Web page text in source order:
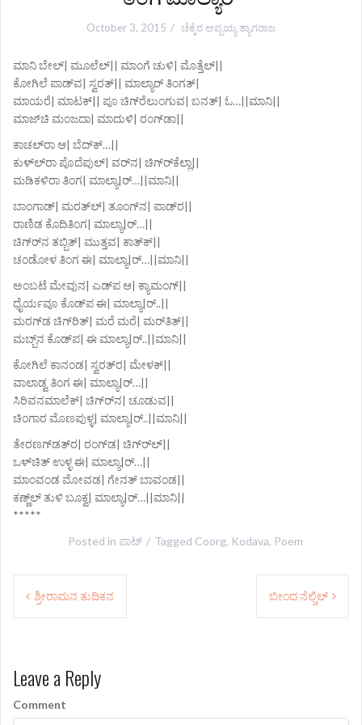
October 3, 2015 ಚೆಕ್ಕೆರ ಅಪ್ಪಯ್ಯ ತ್ಯಾಗರಾಜ
ಮಾನಿ ಬೇಲ್| ಮೂಲೆಲ್|| ಮಾಂಗೆ ಚುಳಿ| ಮೊತ್ತೆಲ್||
ಕೋಗಿಲೆ ಪಾಡ್‌ವ| ಸ್ವರತ್|| ಮಾಲ್ಯಾರ್‍ ತಿಂಗತ್|
ಮಾಯರೆ| ಮಾಟಕ್|| ಪೂ ಚಿಗ್‌ರೆಲುಂಗುವ| ಬನತ್| ಓ…||ಮಾನಿ||
ಮಾಜ್‌ಚಿ ಮಂಜದಾ| ಮಾದುಳಿ| ರಂಗ್‌ಡಾ||
ಕಾಚಲ್‌ರಾ ಆ| ಬೆದ್‌ಕ್…||
ಕುಳ್‌ಲ್‌ರಾ ಪೊದೆಪುಲ್| ವರ್‌ನ| ಚಿಗ್‌ರ್‌ಕೆಲ್ಲಾ||
ಮಡಿಕಳಿರಾ ತಿಂಗ| ಮಾಲ್ಯಾ|ರ್‍…||ಮಾನಿ||
ಬಾಂಗಾಡ್| ಮರತ್‌ಲ್| ತೂಂಗ್‌ನ| ಪಾಡ್‌ರ||
ರಾಣಿಡ ಕೊದಿತಿಂಗ| ಮಾಲ್ಯಾ|ರ್‍…||
ಚಿಗ್‌ರ್‌ನ ತಬ್ಬಿತ್| ಮುತ್ತವ| ಕಾತ್‌ಕ್||
ಚಂಡೋಳ ತಿಂಗ ಈ| ಮಾಲ್ಯಾ|ರ್‍…||ಮಾನಿ||
ಅಂಬಟೆ ಮೇವುನ| ಎಡ್‌ಪ ಆ| ಕ್ಯಾಮಂಗ್||
ಧೈರ್ಯವೂ ಕೊಡ್‌ಪ ಈ| ಮಾಲ್ಯಾ|ರ್‍..||
ಮರಗ್‌ಡ ಚಿಗ್‌ರಿತ್| ಮರೆ ಮರೆ| ಮರ್‌ತಿತ್||
ಮಬ್ಬ್‌ನ ಕೊಡ್‌ಪ| ಈ ಮಾಲ್ಯಾ|ರ್‍..||ಮಾನಿ||
ಕೋಗಿಲೆ ಕಾನಂಡ| ಸ್ವರತ್‌ರ| ಮೇಳಕ್||
ವಾಲಾಡ್ವ ತಿಂಗ ಈ| ಮಾಲ್ಯಾ|ರ್‍…||
ಸಿರಿವನಮಾಲೆಕ್| ಚಿಗ್‌ರ್‌ನ| ಚೂಡುವ||
ಚಿಂಗಾರ ಮೊಣಪುಳ್ಳ| ಮಾಲ್ಯಾ|ರ್‍..||ಮಾನಿ||
ತೇರಣಗ್‌ಡತ್‌ರ| ರಂಗ್‌ಡ| ಚಿಗ್‌ರ್‌ಲ್||
ಒಳ್‌ಚಿತ್ ಉಳ್ಳ ಈ| ಮಾಲ್ಯಾ|ರ್‍…||
ಮಾಂವಂಡ ಮೋವಡ| ಗೇನತ್ ಬಾವಂಡ||
ಕಣ್ಣ್‌ಲ್ ತುಳಿ ಬೂಕ್ವ| ಮಾಲ್ಯಾ|ರ್‍…||ಮಾನಿ||
*****
Posted in ಪಾಟ್ Tagged Coorg, Kodava, Poem
t
n
ಶ್ರೀರಾಮನ ತುದಿಕನ ಬೀಂದ ನೆಲ್ಚಿಲ್
Leave a Reply
Comment